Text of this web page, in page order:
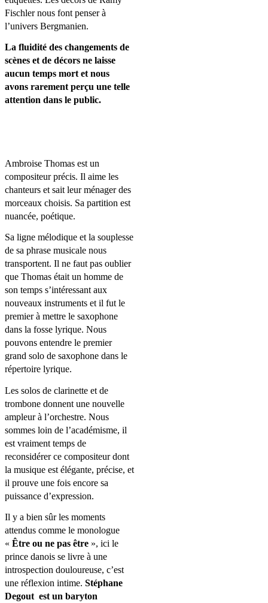
Fischler nous font penser à
l’univers Bergmanien.
La fluidité des changements de
scènes et de décors ne laisse
aucun temps mort et nous
avons rarement perçu une telle
attention dans le public.
Ambroise Thomas est un
compositeur précis. Il aime les
chanteurs et sait leur ménager des
morceaux choisis. Sa partition est
nuancée, poétique.
Sa ligne mélodique et la souplesse
de sa phrase musicale nous
transportent. Il ne faut pas oublier
que Thomas était un homme de
son temps s’intéressant aux
nouveaux instruments et il fut le
premier à mettre le saxophone
dans la fosse lyrique. Nous
pouvons entendre le premier
grand solo de saxophone dans le
répertoire lyrique.
Les solos de clarinette et de
trombone donnent une nouvelle
ampleur à l’orchestre. Nous
sommes loin de l’académisme, il
est vraiment temps de
reconsidérer ce compositeur dont
la musique est élégante, précise, et
il prouve une fois encore sa
puissance d’expression.
Il y a bien sûr les moments
attendus comme le monologue
« Être ou ne pas être », ici le
prince danois se livre à une
introspection douloureuse, c’est
une réflexion intime. Stéphane
Degout est un baryton